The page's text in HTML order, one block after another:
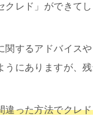
レド」ができて
関するアドバイス
にありますが、
違った方法でクレ